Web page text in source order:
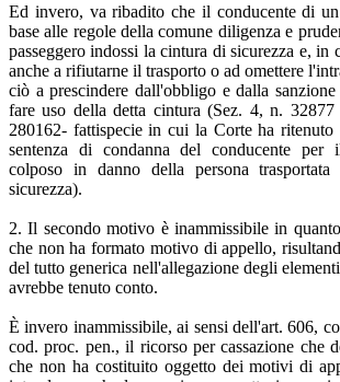
Ed invero, va ribadito che il conducente di
base alle regole della comune diligenza e
passeggero indossi la cintura di sicurezza e, in
anche a rifiutarne il trasporto o ad omettere
ciò a prescindere dall'obbligo e dalla
fare uso della detta cintura (Sez. 4, n.
280162- fattispecie in cui la Corte ha ritenuto
sentenza di condanna del conducente
colposo in danno della persona
sicurezza).
2. Il secondo motivo è inammissibile in
che non ha formato motivo di appello,
del tutto generica nell'allegazione degli
avrebbe tenuto conto.
È invero inammissibile, ai sensi dell'art. 606,
cod. proc. pen., il ricorso per cassazione che
che non ha costituito oggetto dei motivi di